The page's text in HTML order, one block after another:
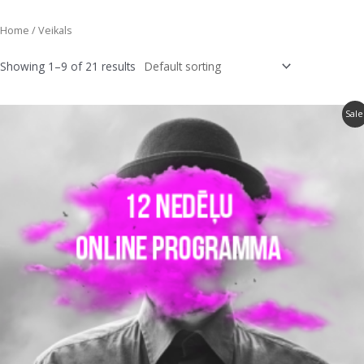
to
Home / Veikals
Showing 1–9 of 21 results